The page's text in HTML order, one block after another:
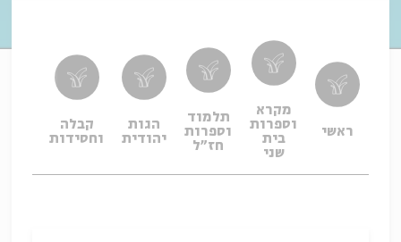
ראשי
מקרא
וספרות
בית
שני
תלמוד
וספרות
חז"ל
הגות
יהודית
קבלה
וחסידות